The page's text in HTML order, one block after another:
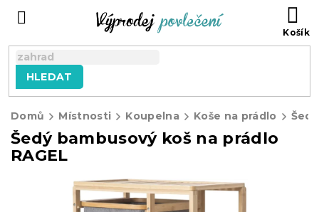
HLEDAT
Domů Místnosti Koupelna Koše na prádlo
Šedý bambusový koš na prádlo
RAGEL